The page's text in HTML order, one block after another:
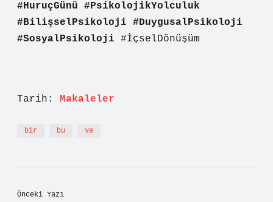
#HuruçGünü
#PsikolojikYolculuk
#BilişselPsikoloji
#DuygusalPsikoloji
#SosyalPsikoloji
#İçselDönüşüm
Tarih: Makaleler
bir bu ve
Önceki Yazı